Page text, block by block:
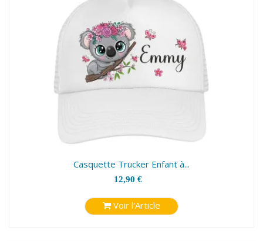
Casquette Trucker Enfant à...
12,90 €
Voir l'Article